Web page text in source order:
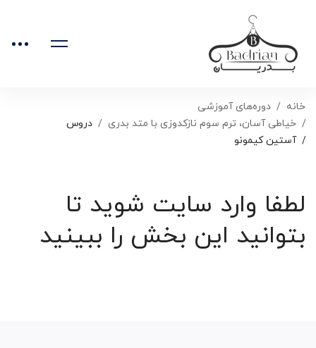
خانه
دوره‌های آموزشی
خیاطی آسان، ترم سوم نازکدوزی با متد بدری
دروس
آستین کیمونو
لطفا وارد سایت شوید تا
بتوانید این بخش را ببینید